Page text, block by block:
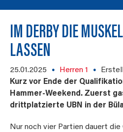
IM DERBY DIE
LASSEN
25.01.2025 Herren 1
Kurz vor Ende der
Hammer-Weekend. Zuerst
drittplatzierte UBN in der
Nur noch vier Partien dauert